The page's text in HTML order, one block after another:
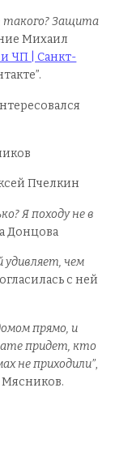
такого? Защита
Михаил
ЧП | Санкт-
Пчелкин
Я походу не в
Донцова
удивляет, чем
с ней
прямо, и
придет, кто
не приходили”,